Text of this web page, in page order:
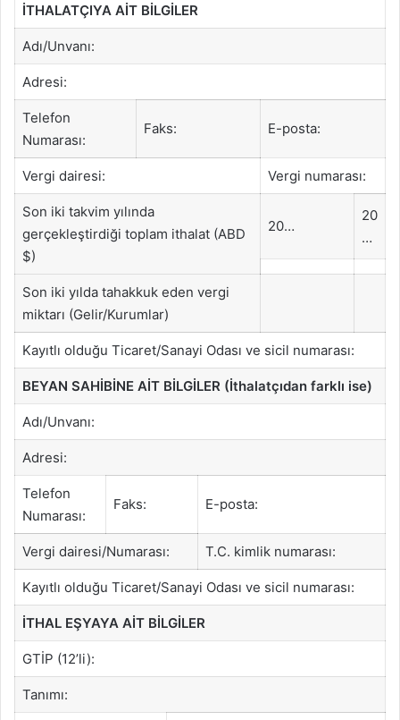
İTHALATÇIYA AİT BİLGİLER
Adı/Unvanı:
Adresi:
Telefon
Numarası:
Faks: E-posta:
Vergi dairesi: Vergi numarası:
Son iki takvim yılında
gerçekleştirdiği toplam ithalat (ABD
$)
20…
20
…
Son iki yılda tahakkuk eden vergi
miktarı (Gelir/Kurumlar)
Kayıtlı olduğu Ticaret/Sanayi Odası ve sicil numarası:
BEYAN SAHİBİNE AİT BİLGİLER (İthalatçıdan farklı ise)
Adı/Unvanı:
Adresi:
Telefon
Numarası:
Faks: E-posta:
Vergi dairesi/Numarası: T.C. kimlik numarası:
Kayıtlı olduğu Ticaret/Sanayi Odası ve sicil numarası:
İTHAL EŞYAYA AİT BİLGİLER
GTİP (12’li):
Tanımı: